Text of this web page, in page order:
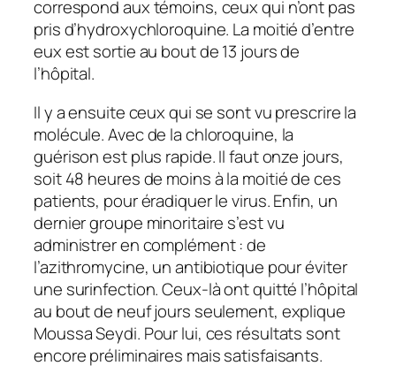
correspond aux témoins, ceux qui n’ont pas
pris d’hydroxychloroquine. La moitié d’entre
eux est sortie au bout de 13 jours de
l’hôpital.
Il y a ensuite ceux qui se sont vu prescrire la
molécule. Avec de la chloroquine, la
guérison est plus rapide. Il faut onze jours,
soit 48 heures de moins à la moitié de ces
patients, pour éradiquer le virus. Enfin, un
dernier groupe minoritaire s’est vu
administrer en complément : de
l’azithromycine, un antibiotique pour éviter
une surinfection. Ceux-là ont quitté l’hôpital
au bout de neuf jours seulement, explique
Moussa Seydi. Pour lui, ces résultats sont
encore préliminaires mais satisfaisants.